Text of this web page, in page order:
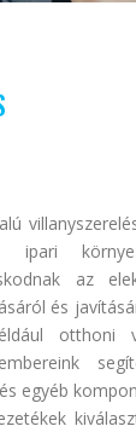
az
és
otthoni
egyéb